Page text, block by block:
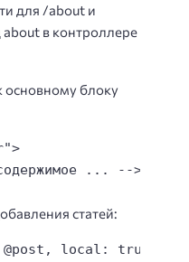
для /about и
в контроллере
основному блоку
... -->
статей:
@post, local: true) do